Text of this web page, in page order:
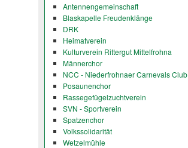
Antennengemeinschaft
Blaskapelle Freudenklänge
DRK
Heimatverein
Kulturverein Rittergut Mittelfrohna
Männerchor
NCC - Niederfrohnaer Carnevals Club
Posaunenchor
Rassegefügelzuchtverein
SVN - Sportverein
Spatzenchor
Volkssolidarität
Wetzelmühle